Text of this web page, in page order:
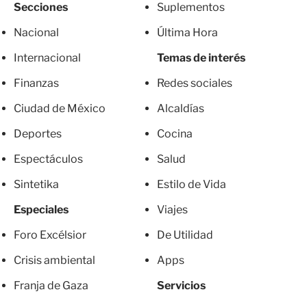
Secciones
Nacional
Internacional
Finanzas
Ciudad de México
Deportes
Espectáculos
Sintetika
Especiales
Foro Excélsior
Crisis ambiental
Franja de Gaza
Suplementos
Última Hora
Temas de interés
Redes sociales
Alcaldías
Cocina
Salud
Estilo de Vida
Viajes
De Utilidad
Apps
Servicios